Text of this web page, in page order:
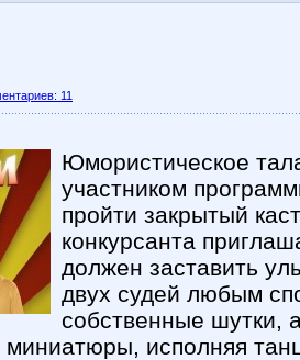
11
Юмористическое
участником
пройти закрытый
конкурсанта
должен заставить
двух судей любым
собственные шутки,
исполняя